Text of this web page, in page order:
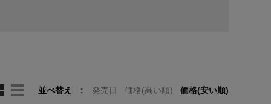
並べ替え 発売日 価格(高い順) 価格(安い順)